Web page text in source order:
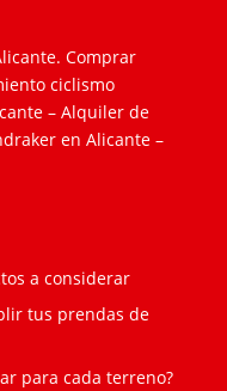
Comprar
ciclismo
– Alquiler de
en Alicante–
a considerar
tus prendas de
para cada terreno?